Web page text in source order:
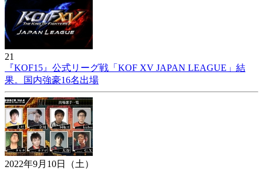
21
『KOF15』公式リーグ戦「KOF XV JAPAN LEAGUE」結
果。国内強豪16名出場
2022年9月10日（土）